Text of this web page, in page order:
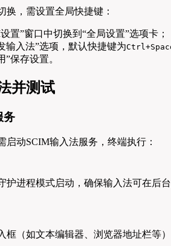
换，需设置全局快捷键：
置”窗口中切换到“全局设置”选项卡；
输入法”选项，默认快捷键为
”保存设置。
并测试
务
启动SCIM输入法服务，终端执行：
护进程模式启动，确保输入法可在后台
框（如文本编辑器、浏览器地址栏等）